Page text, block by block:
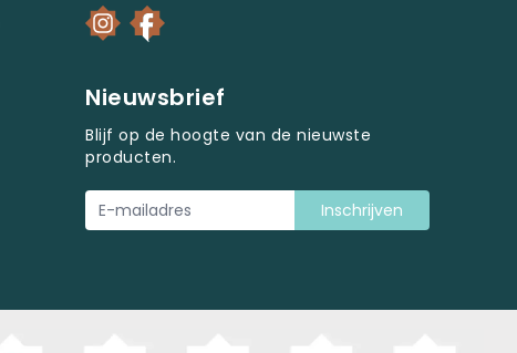
Nieuwsbrief
Blijf op de hoogte van de nieuwste
producten.
Inschrijven